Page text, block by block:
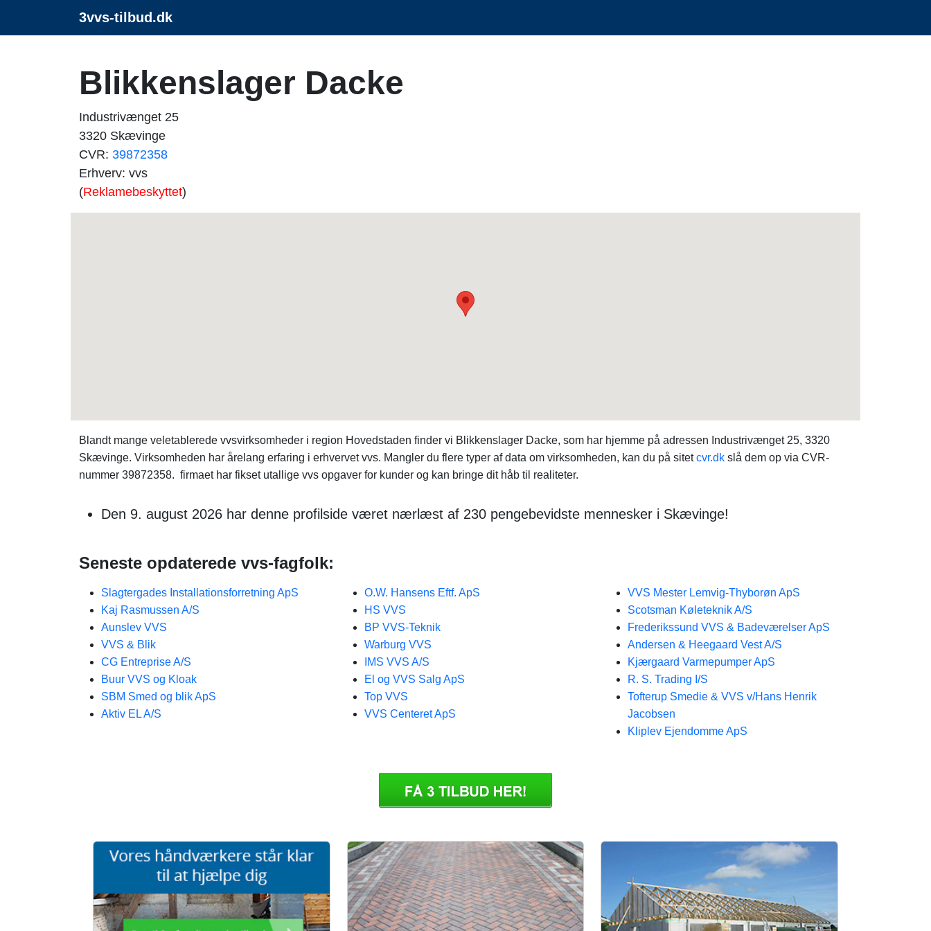
3vvs-tilbud.dk
Blikkenslager Dacke
Industrivænget 25
3320 Skævinge
CVR: 39872358
Erhverv: vvs
(Reklamebeskyttet)
Blandt mange veletablerede vvsvirksomheder i region Hovedstaden finder vi Blikkenslager Dacke, som har hjemme på adressen Industrivænget 25, 3320
Skævinge. Virksomheden har årelang erfaring i erhvervet vvs. Mangler du flere typer af data om virksomheden, kan du på sitetcvr.dk slå dem op via CVR-
nummer 39872358. firmaet har fikset utallige vvs opgaver for kunder og kan bringe dit håb til realiteter.
Den 9. august 2026 har denne profilside været nærlæst af 230 pengebevidste mennesker i Skævinge!
Seneste opdaterede vvs-fagfolk:
Slagtergades Installationsforretning ApS
Kaj Rasmussen A/S
Aunslev VVS
VVS & Blik
CG Entreprise A/S
Buur VVS og Kloak
SBM Smed og blik ApS
Aktiv EL A/S
O.W. Hansens Eftf. ApS
HS VVS
BP VVS-Teknik
Warburg VVS
IMS VVS A/S
El og VVS Salg ApS
Top VVS
VVS Centeret​ ApS
VVS Mester Lemvig-Thyborøn ApS
Scotsman Køleteknik A/S
Frederikssund VVS & Badeværelser ApS
Andersen & Heegaard Vest A/S
Kjærgaard Varmepumper ApS
R. S. Trading I/S
Tofterup Smedie & VVS v/Hans Henrik
Jacobsen
Kliplev Ejendomme ApS